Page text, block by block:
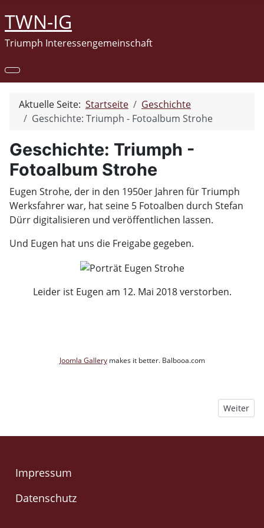
TWN-IG
Triumph Interessengemeinschaft
Aktuelle Seite: Startseite
Geschichte
Geschichte: Triumph - Fotoalbum Strohe
Geschichte: Triumph -
Fotoalbum Strohe
Eugen Strohe, der in den 1950er Jahren für Triumph
Werksfahrer war, hat seine 5 Fotoalben durch Stefan
Dürr digitalisieren und veröffentlichen lassen.
Und Eugen hat uns die Freigabe gegeben.
Leider ist Eugen am 12. Mai 2018 verstorben.
Joomla Gallerymakes it better. Balbooa.com
Nächster
Weiter
Impressum
Datenschutz